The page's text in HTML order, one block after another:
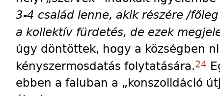
3-4 család lenne, akik részére /
a kollektív fürdetés, de ezek
úgy döntöttek, hogy a községben
kényszermosdatás folytatására.24
ebben a faluban a „konszolidáció